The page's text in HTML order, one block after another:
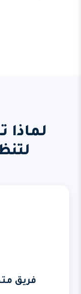
لماذا
فريق